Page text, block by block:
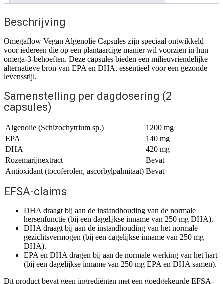
Beschrijving
Omegaflow Vegan Algenolie Capsules zijn speciaal ontwikkeld
voor iedereen die op een plantaardige manier wil voorzien in hun
omega-3-behoeften. Deze capsules bieden een milieuvriendelijke
alternatieve bron van EPA en DHA, essentieel voor een gezonde
levensstijl.
Samenstelling per dagdosering (2
capsules)
Algenolie (Schizochytrium sp.)
1200 mg
EPA
140 mg
DHA
420 mg
Rozemarijnextract
Bevat
Antioxidant (tocoferolen, ascorbylpalmitaat) Bevat
EFSA-claims
DHA draagt bij aan de instandhouding van de normale
hersenfunctie (bij een dagelijkse inname van 250 mg DHA).
DHA draagt bij aan de instandhouding van het normale
gezichtsvermogen (bij een dagelijkse inname van 250 mg
DHA).
EPA en DHA dragen bij aan de normale werking van het hart
(bij een dagelijkse inname van 250 mg EPA en DHA samen).
Dit product bevat geen ingrediënten met een goedgekeurde EFSA-